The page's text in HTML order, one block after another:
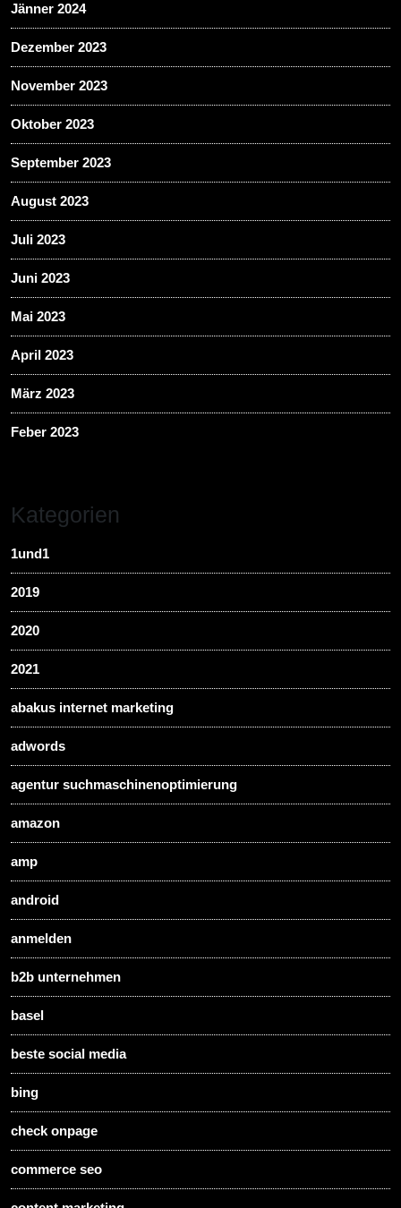
Jänner 2024
Dezember 2023
November 2023
Oktober 2023
September 2023
August 2023
Juli 2023
Juni 2023
Mai 2023
April 2023
März 2023
Feber 2023
Kategorien
1und1
2019
2020
2021
abakus internet marketing
adwords
agentur suchmaschinenoptimierung
amazon
amp
android
anmelden
b2b unternehmen
basel
beste social media
bing
check onpage
commerce seo